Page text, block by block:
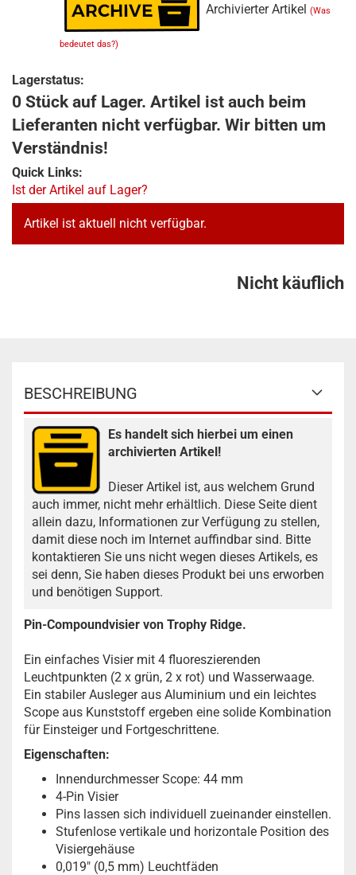
Archivierter Artikel (Was
bedeutet das?)
Lagerstatus:
0 Stück auf Lager. Artikel ist auch beim
Lieferanten nicht verfügbar. Wir bitten um
Verständnis!
Quick Links:
Ist der Artikel auf Lager?
Artikel ist aktuell nicht verfügbar.
Nicht käuflich
BESCHREIBUNG
Es handelt sich hierbei um einen
archivierten Artikel!
Dieser Artikel ist, aus welchem Grund
auch immer, nicht mehr erhältlich. Diese Seite dient
allein dazu, Informationen zur Verfügung zu stellen,
damit diese noch im Internet auffindbar sind. Bitte
kontaktieren Sie uns nicht wegen dieses Artikels, es
sei denn, Sie haben dieses Produkt bei uns erworben
und benötigen Support.
Pin-Compoundvisier von Trophy Ridge.
Ein einfaches Visier mit 4 fluoreszierenden
Leuchtpunkten (2 x grün, 2 x rot) und Wasserwaage.
Ein stabiler Ausleger aus Aluminium und ein leichtes
Scope aus Kunststoff ergeben eine solide Kombination
für Einsteiger und Fortgeschrittene.
Eigenschaften:
Innendurchmesser Scope: 44 mm
4-Pin Visier
Pins lassen sich individuell zueinander einstellen.
Stufenlose vertikale und horizontale Position des
Visiergehäuse
0,019" (0,5 mm) Leuchtfäden